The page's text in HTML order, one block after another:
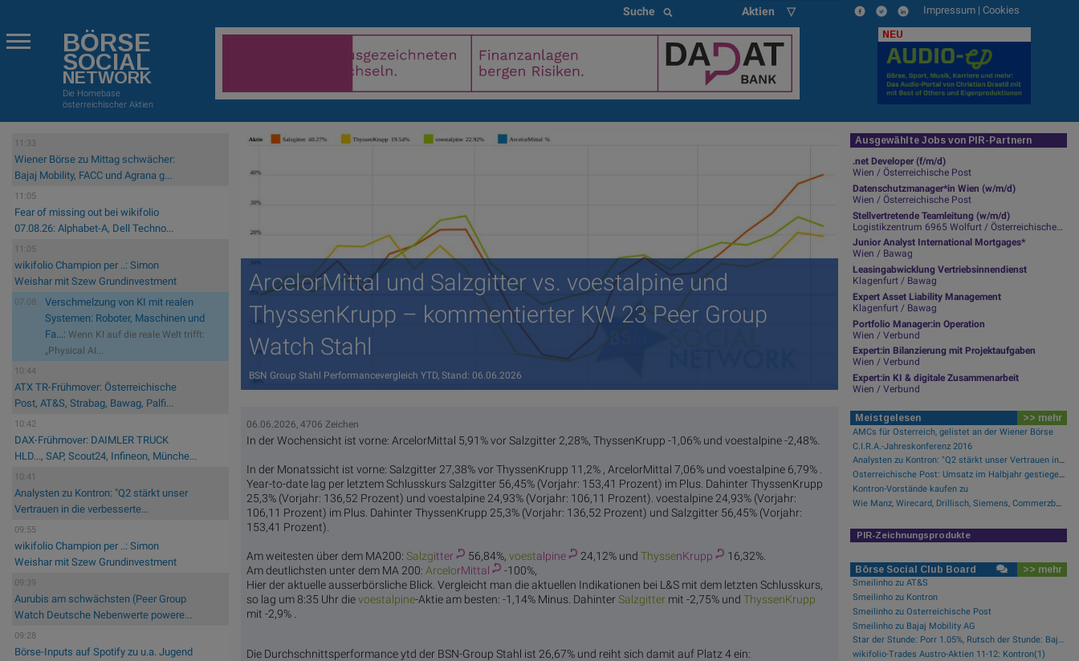
Suche Aktien ▽ Impressum | Cookies
BÖRSE
SOCIAL
NETWORK
Die Homebase
österreichischer Aktien
NEU
11:33
Wiener Börse zu Mittag schwächer:
Bajaj Mobility, FACC und Agrana g...
11:05
Fear of missing out bei wikifolio
07.08.26: Alphabet-A, Dell Techno...
11:05
wikifolio Champion per ..: Simon
Weishar mit Szew Grundinvestment
07.08.
Verschmelzung von KI mit realen
Systemen: Roboter, Maschinen und
Fa...: Wenn KI auf die reale Welt trifft:
„Physical AI...
10:44
ATX TR-Frühmover: Österreichische
Post, AT&S, Strabag, Bawag, Palfi...
10:42
DAX-Frühmover: DAIMLER TRUCK
HLD..., SAP, Scout24, Infineon, Münche...
10:41
Analysten zu Kontron: "Q2 stärkt unser
Vertrauen in die verbesserte...
09:55
wikifolio Champion per ..: Simon
Weishar mit Szew Grundinvestment
09:39
Aurubis am schwächsten (Peer Group
Watch Deutsche Nebenwerte powere...
09:28
Börse-Inputs auf Spotify zu u.a. Jugend
ArcelorMittal und Salzgitter vs. voestalpine und
ThyssenKrupp – kommentierter KW 23 Peer Group
Watch Stahl
BSN Group Stahl Performancevergleich YTD, Stand: 06.06.2026
06.06.2026, 4706 Zeichen
In der Wochensicht ist vorne: ArcelorMittal 5,91% vor Salzgitter 2,28%, ThyssenKrupp -1,06% und voestalpine -2,48%.
In der Monatssicht ist vorne: Salzgitter 27,38% vor ThyssenKrupp 11,2% , ArcelorMittal 7,06% und voestalpine 6,79% .
Year-to-date lag per letztem Schlusskurs Salzgitter 56,45% (Vorjahr: 153,41 Prozent) im Plus. Dahinter ThyssenKrupp
25,3% (Vorjahr: 136,52 Prozent) und voestalpine 24,93% (Vorjahr: 106,11 Prozent). voestalpine 24,93% (Vorjahr:
106,11 Prozent) im Plus. Dahinter ThyssenKrupp 25,3% (Vorjahr: 136,52 Prozent) und Salzgitter 56,45% (Vorjahr:
153,41 Prozent).
Am weitesten über dem MA200:Salzgitter 56,84%,voestalpine 24,12% undThyssenKrupp
16,32%.
Am deutlichsten unter dem MA 200:ArcelorMittal
-100%,
Hier der aktuelle ausserbörsliche Blick. Vergleicht man die aktuellen Indikationen bei L&S mit dem letzten Schlusskurs,
so lag um 8:35 Uhr dievoestalpine-Aktie am besten: -1,14% Minus. DahinterSalzgitter mit -2,75% undThyssenKrupp
mit -2,9% .
Die Durchschnittsperformance ytd der BSN-Group Stahl ist 26,67% und reiht sich damit auf Platz 4 ein:
Ausgewählte Jobs von PIR-Partnern
.net Developer (f/m/d)
Wien / Österreichische Post
Datenschutzmanager*in Wien (w/m/d)
Wien / Österreichische Post
Stellvertretende Teamleitung (w/m/d)
Logistikzentrum 6965 Wolfurt / Österreichische Post
Junior Analyst International Mortgages*
Wien / Bawag
Leasingabwicklung Vertriebsinnendienst
Klagenfurt / Bawag
Expert Asset Liability Management
Klagenfurt / Bawag
Portfolio Manager:in Operation
Wien / Verbund
Expert:in Bilanzierung mit Projektaufgaben
Wien / Verbund
Expert:in KI & digitale Zusammenarbeit
Wien / Verbund
Meistgelesen >> mehr
AMCs für Österreich, gelistet an der Wiener Börse
C.I.R.A.-Jahreskonferenz 2016
Analysten zu Kontron: "Q2 stärkt unser Vertrauen in die verbesserte operative Qualität"
Österreichische Post: Umsatz im Halbjahr gestiegen, Ergebnis rückläufig
Kontron-Vorstände kaufen zu
Wie Manz, Wirecard, Drillisch, Siemens, Commerzbank und FACC für Gesprächsstoff sorgten
PIR-Zeichnungsprodukte
Börse Social Club Board >> mehr
Smeilinho zu AT&S
Smeilinho zu Kontron
Smeilinho zu Österreichische Post
Smeilinho zu Bajaj Mobility AG
Star der Stunde: Porr 1.05%, Rutsch der Stunde: Bajaj Mobility AG -1.02%
wikifolio-Trades Austro-Aktien 11-12: Kontron(1)